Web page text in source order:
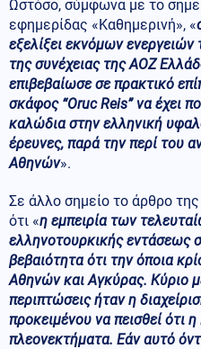
Ωστόσο, σύμφωνα με το
εφημερίδας «Καθημερινή», «
εξελίξει εκνόμων
της συνέχειας της ΑΟΖ
επιβεβαίωσε σε πρακτικό
σκάφος “Oruc Reis” να έχει
καλώδια στην ελληνική
έρευνες, παρά την περί του
Αθηνών».
Σε άλλο σημείο το άρθρο
ότι «η εμπειρία των
ελληνοτουρκικής εντάσεως
βεβαιότητα ότι την όποια
Αθηνών και Αγκύρας. Κύριο
περιπτώσεις ήταν η
προκειμένου να πεισθεί ότι
πλεονεκτήματα. Εάν αυτό